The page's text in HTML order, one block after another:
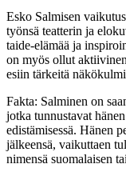
Esko Salmisen
työnsä teatterin ja
taide-elämää ja
on myös ollut
esiin tärkeitä
Fakta: Salminen on
jotka tunnustavat
edistämisessä. Hänen
jälkeensä, vaikuttaen
nimensä suomalaisen